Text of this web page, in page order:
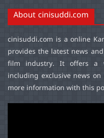
About cinisuddi.com
cinisuddi.com is a online
provides the latest news
film industry. It offers a
including exclusive news
more information with this